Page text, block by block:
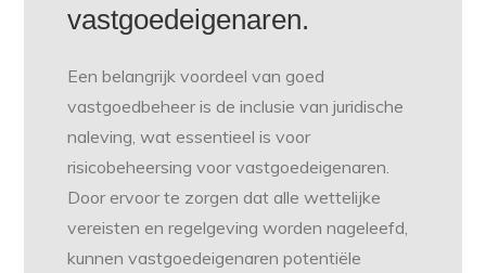
vastgoedeigenaren.
Een belangrijk voordeel van goed
vastgoedbeheer is de inclusie van juridische
naleving, wat essentieel is voor
risicobeheersing voor vastgoedeigenaren.
Door ervoor te zorgen dat alle wettelijke
vereisten en regelgeving worden nageleefd,
kunnen vastgoedeigenaren potentiële